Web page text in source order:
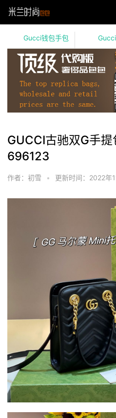
Gucci钱包手包
GUCCI古驰双G手
696123
作者：初雪 • 更新时间：2022年